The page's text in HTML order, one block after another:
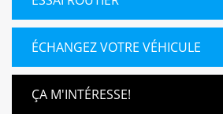
ÉCHANGEZ VOTRE VÉHICULE
ÇA M'INTÉRESSE!